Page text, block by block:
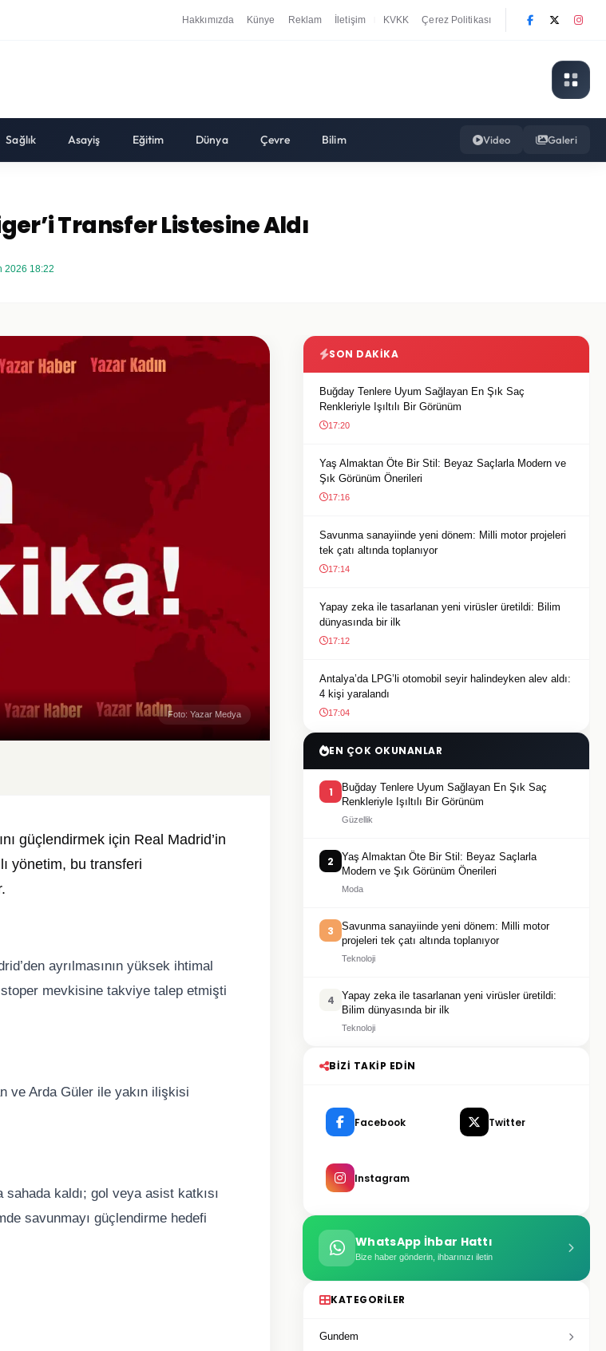
Hakkımızda Künye Reklam İletişim KVKK Çerez Politikası
Sağlık Asayiş Eğitim Dünya Çevre Bilim Video Galeri
Transfer Listesine Aldı
2026 18:22
Foto: Yazar Medya
güçlendirmek için Real Madrid’in
yönetim, bu transferi
ayrılmasının yüksek ihtimal
mevkisine takviye talep etmişti
ve Arda Güler ile yakın ilişkisi
kaldı; gol veya asist katkısı
savunmayı güçlendirme hedefi
SON DAKIKA
Buğday Tenlere Uyum Sağlayan En Şık Saç
Renkleriyle Işıltılı Bir Görünüm
17:20
Yaş Almaktan Öte Bir Stil: Beyaz Saçlarla Modern ve
Şık Görünüm Önerileri
17:16
Savunma sanayiinde yeni dönem: Milli motor projeleri
tek çatı altında toplanıyor
17:14
Yapay zeka ile tasarlanan yeni virüsler üretildi: Bilim
dünyasında bir ilk
17:12
Antalya’da LPG’li otomobil seyir halindeyken alev aldı:
4 kişi yaralandı
17:04
EN ÇOK OKUNANLAR
1
Buğday Tenlere Uyum Sağlayan En Şık Saç
Renkleriyle Işıltılı Bir Görünüm
Güzellik
2
Yaş Almaktan Öte Bir Stil: Beyaz Saçlarla
Modern ve Şık Görünüm Önerileri
Moda
3
Savunma sanayiinde yeni dönem: Milli motor
projeleri tek çatı altında toplanıyor
Teknoloji
4
Yapay zeka ile tasarlanan yeni virüsler üretildi:
Bilim dünyasında bir ilk
Teknoloji
BIZI TAKIP EDIN
Facebook Twitter
Instagram
WhatsApp İhbar Hattı
Bize haber gönderin, ihbarınızı iletin
KATEGORILER
Gundem